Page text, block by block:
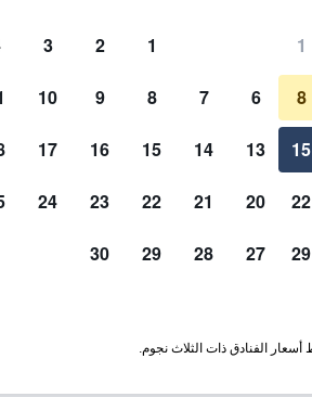
1
8
15
22
29
1
2
3
6
7
8
9
10
13
14
15
16
17
20
21
22
23
24
27
28
29
30
الفنادق ذات الثلاث نجوم.